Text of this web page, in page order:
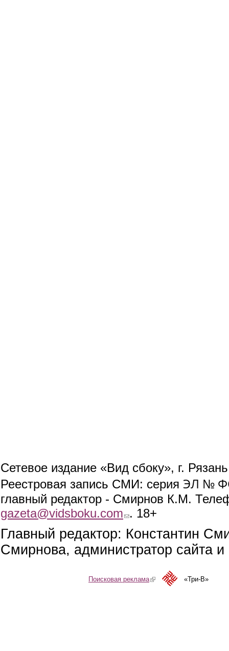
Сетевое издание «Вид сбоку», г.
Реестровая запись СМИ: серия ЭЛ №
главный редактор - Смирнов К.М.
gazeta@vidsboku.com (link sends e-mail)
. 18+
Главный редактор: Константин
Смирнова, администратор сайта
Поисковая реклама(link is external)«Три-В»